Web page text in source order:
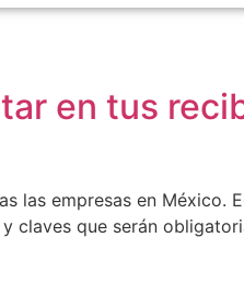
en tus
empresas en México.
claves que serán